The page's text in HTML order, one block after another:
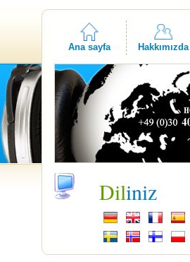
Ana sayfa Hakkımızda
Diliniz